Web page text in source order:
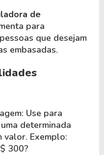
de
para
que desejam
embasadas.
Use para
determinada
valor. Exemplo:
300?